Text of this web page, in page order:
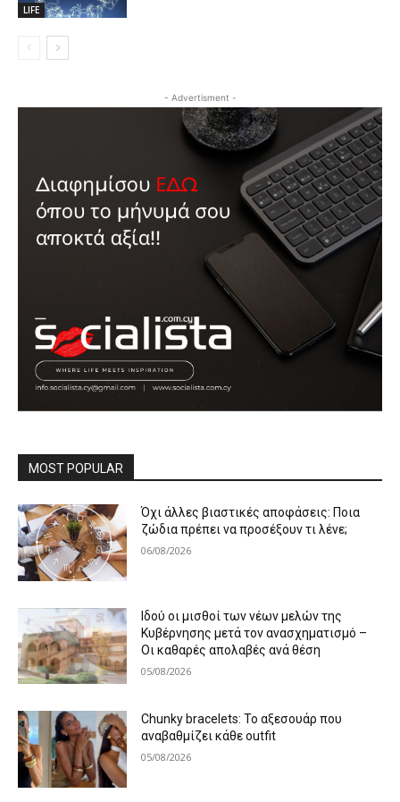
LIFE
- Advertisment -
MOST POPULAR
Όχι άλλες βιαστικές αποφάσεις: Ποια
ζώδια πρέπει να προσέξουν τι λένε;
06/08/2026
Ιδού οι μισθοί των νέων μελών της
Κυβέρνησης μετά τον ανασχηματισμό –
Οι καθαρές απολαβές ανά θέση
05/08/2026
Chunky bracelets: Το αξεσουάρ που
αναβαθμίζει κάθε outfit
05/08/2026